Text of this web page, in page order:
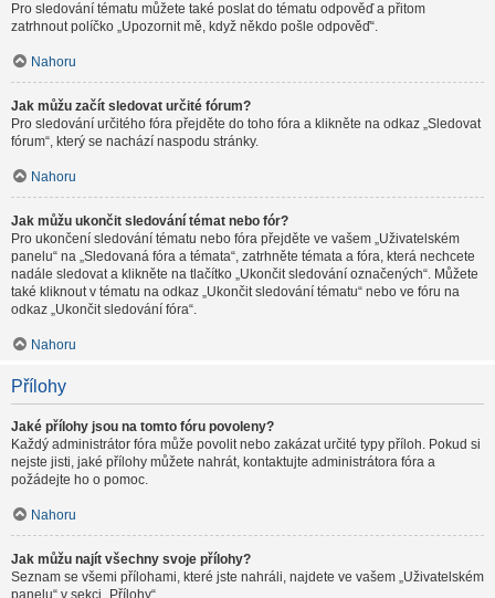
Pro sledování tématu můžete také poslat do tématu odpověď a přitom
zatrhnout políčko „Upozornit mě, když někdo pošle odpověď“.
Nahoru
Jak můžu začít sledovat určité fórum?
Pro sledování určitého fóra přejděte do toho fóra a klikněte na odkaz „Sledovat
fórum“, který se nachází naspodu stránky.
Nahoru
Jak můžu ukončit sledování témat nebo fór?
Pro ukončení sledování tématu nebo fóra přejděte ve vašem „Uživatelském
panelu“ na „Sledovaná fóra a témata“, zatrhněte témata a fóra, která nechcete
nadále sledovat a klikněte na tlačítko „Ukončit sledování označených“. Můžete
také kliknout v tématu na odkaz „Ukončit sledování tématu“ nebo ve fóru na
odkaz „Ukončit sledování fóra“.
Nahoru
Přílohy
Jaké přílohy jsou na tomto fóru povoleny?
Každý administrátor fóra může povolit nebo zakázat určité typy příloh. Pokud si
nejste jisti, jaké přílohy můžete nahrát, kontaktujte administrátora fóra a
požádejte ho o pomoc.
Nahoru
Jak můžu najít všechny svoje přílohy?
Seznam se všemi přílohami, které jste nahráli, najdete ve vašem „Uživatelském
panelu“ v sekci „Přílohy“.